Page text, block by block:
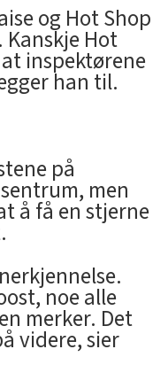
og Hot Shop
Hot
inspektørene
han til.
på
men
å få en stjerne
noe alle
merker. Det
videre, sier